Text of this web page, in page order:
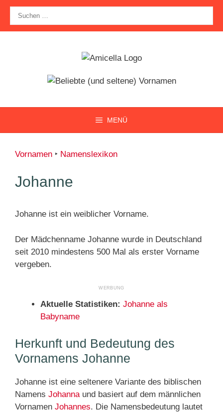
Zum
Inhalt
springen
nach:
MENÜ
Vornamen ‣ Namenslexikon
Johanne
Johanne ist ein weiblicher Vorname.
Der Mädchenname Johanne wurde in Deutschland
seit 2010 mindestens 500 Mal als erster Vorname
vergeben.
Aktuelle Statistiken: Johanne als
Babyname
Herkunft und Bedeutung des
Vornamens Johanne
Johanne ist eine seltenere Variante des biblischen
Namens Johanna und basiert auf dem männlichen
Vornamen Johannes. Die Namensbedeutung lautet